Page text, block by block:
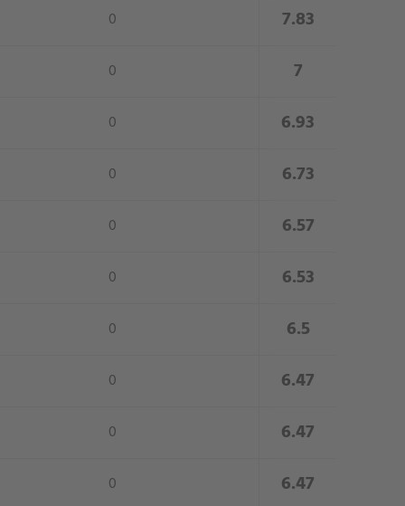
0 7.83
0 7
0 6.93
0 6.73
0 6.57
0 6.53
0 6.5
0 6.47
0 6.47
0 6.47